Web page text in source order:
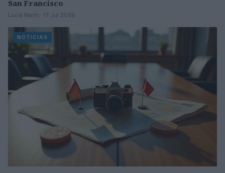
San Francisco
Lucía Marín · 17 Jul 2026
NOTICIAS